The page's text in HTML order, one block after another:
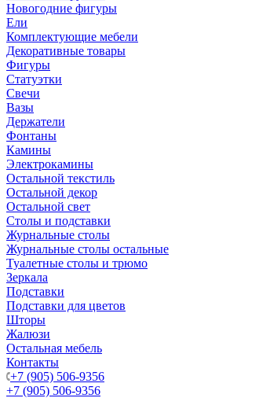
Новогодние фигуры
Ели
Комплектующие мебели
Декоративные товары
Фигуры
Статуэтки
Свечи
Вазы
Держатели
Фонтаны
Камины
Электрокамины
Остальной текстиль
Остальной декор
Остальной свет
Столы и подставки
Журнальные столы
Журнальные столы остальные
Туалетные столы и трюмо
Зеркала
Подставки
Подставки для цветов
Шторы
Жалюзи
Остальная мебель
Контакты
+7 (905) 506-9356
+7 (905) 506-9356